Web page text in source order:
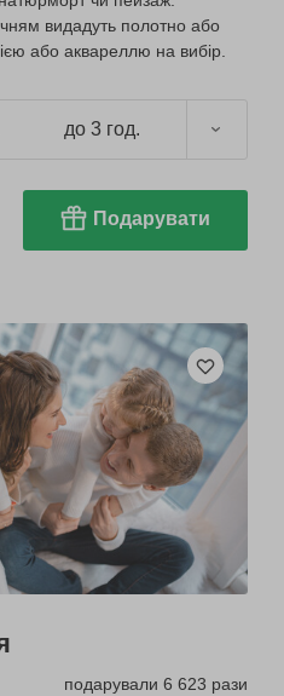
видадуть полотно або
або аквареллю на вибір.
до 3 год.
Подарувати
подарували 6 623 рази